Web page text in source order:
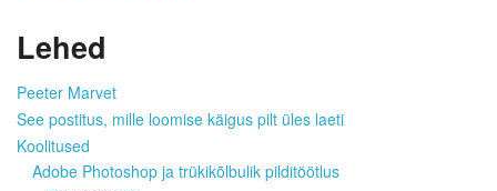
Lehed
Peeter Marvet
See postitus, mille loomise käigus pilt üles laeti
Koolitused
Adobe Photoshop ja trükikõlbulik pilditöötlus